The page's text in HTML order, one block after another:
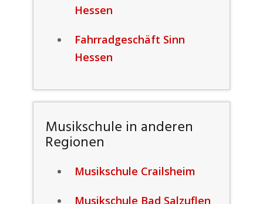
Hessen
Fahrradgeschäft Sinn
Hessen
Musikschule in anderen
Regionen
Musikschule Crailsheim
Musikschule Bad Salzuflen